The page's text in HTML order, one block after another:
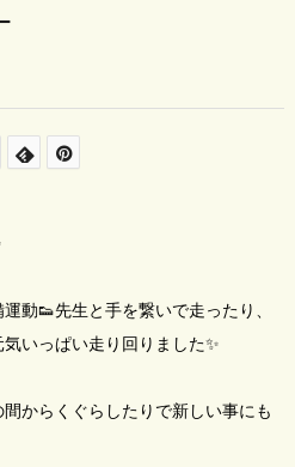
動👟先生と手を繋いで走ったり、
いっぱい走り回りました✨
からくぐらしたりで新しい事にも